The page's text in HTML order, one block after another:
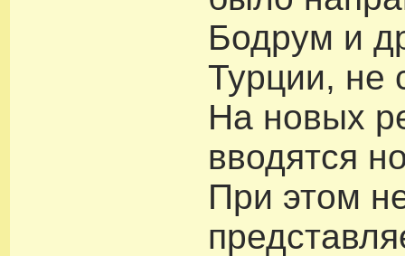
Бодрум и
Турции, не
На новых
вводятся
При этом